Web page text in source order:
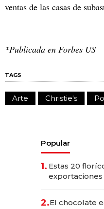
ventas de las casas de
*Publicada en Forbes US
TAGS
Arte Christie's
Popular
1. Estas 20
2.El chocolate